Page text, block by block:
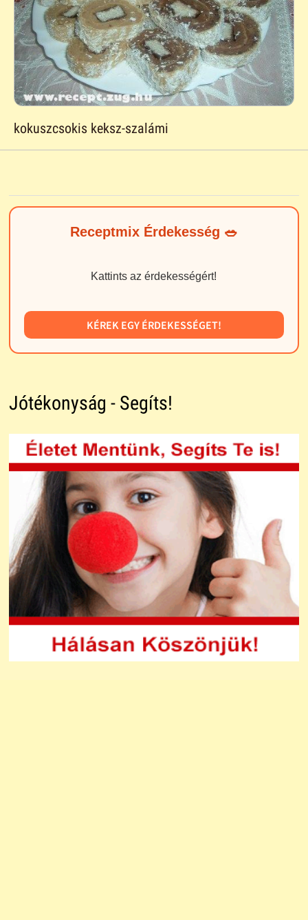
kokuszcsokis keksz-szalámi
Receptmix Érdekesség 🥗
Kattints az érdekességért!
KÉREK EGY ÉRDEKESSÉGET!
Jótékonyság - Segíts!